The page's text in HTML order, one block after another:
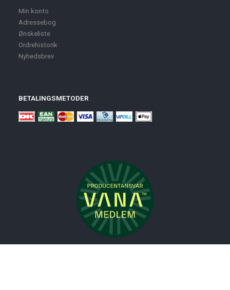
Min konto
Adressebog
Ønskeliste
Ordrehistorik
Nyhedsbrev
BETALINGSMETODER